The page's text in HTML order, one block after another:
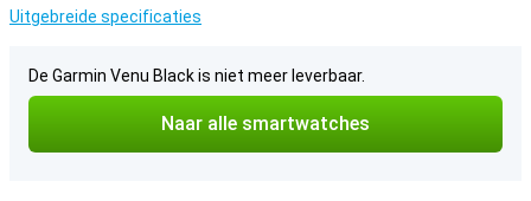
Uitgebreide specificaties
De Garmin Venu Black is niet meer leverbaar.
Naar alle smartwatches